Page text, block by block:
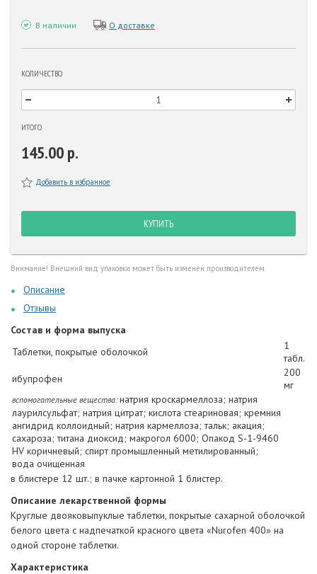
В наличии О доставке
КОЛИЧЕСТВО
ИТОГО
145.00 р.
Добавить в избранное
КУПИТЬ
Внимание! Внешний вид упаковки может быть изменен производителем.
Описание
Отзывы
Состав и форма выпуска
Таблетки, покрытые оболочкой
1
табл.
ибупрофен
200
мг
вспомогательные вещества:натрия кроскармеллоза; натрия
лаурилсульфат; натрия цитрат; кислота стеариновая; кремния
ангидрид коллоидный; натрия кармеллоза; тальк; акация;
сахароза; титана диоксид; макрогол 6000; Опакод S-1-9460
HV коричневый; спирт промышленный метилированный;
вода очищенная
в блистере 12 шт.; в пачке картонной 1 блистер.
Описание лекарственной формы
Круглые двояковыпуклые таблетки, покрытые сахарной оболочкой
белого цвета с надпечаткой красного цвета «Nurofen 400» на
одной стороне таблетки.
Характеристика